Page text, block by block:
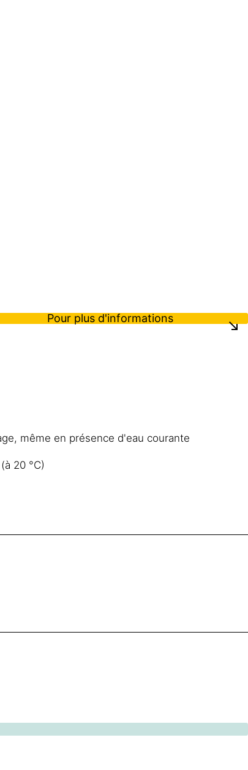
Pour plus d'informations
même en présence d'eau courante
20 °C)